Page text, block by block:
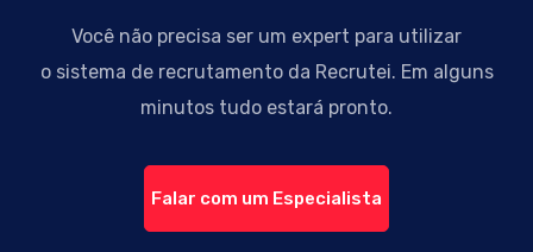
Você não precisa ser um expert para utilizar
o sistema de recrutamento da Recrutei. Em alguns
minutos tudo estará pronto.
Falar com um Especialista